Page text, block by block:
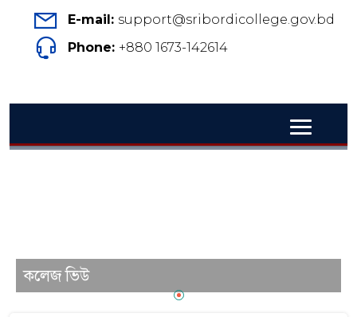
E-mail: support@sribordicollege.gov.bd
Phone: +880 1673-142614
কলেজ ভিউ